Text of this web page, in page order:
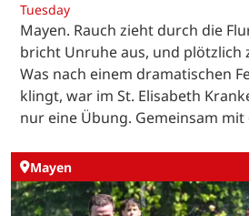
Tuesday
Mayen. Rauch zieht durch die
bricht Unruhe aus, und plötzlich
Was nach einem dramatischen
klingt, war im St. Elisabeth
nur eine Übung. Gemeinsam mit
Mayen